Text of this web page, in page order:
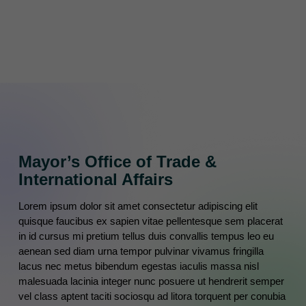
Mayor’s Office of Trade &
International Affairs
Lorem ipsum dolor sit amet consectetur adipiscing elit
quisque faucibus ex sapien vitae pellentesque sem placerat
in id cursus mi pretium tellus duis convallis tempus leo eu
aenean sed diam urna tempor pulvinar vivamus fringilla
lacus nec metus bibendum egestas iaculis massa nisl
malesuada lacinia integer nunc posuere ut hendrerit semper
vel class aptent taciti sociosqu ad litora torquent per conubia